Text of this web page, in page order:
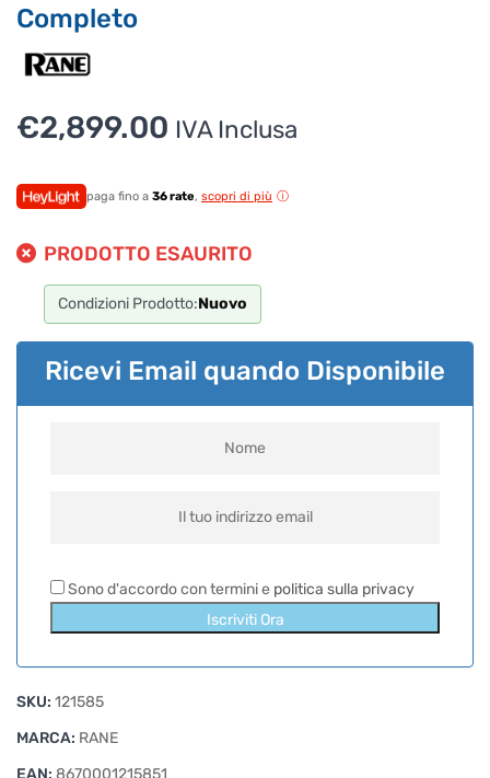
Completo
€2,899.00 IVA Inclusa
paga fino a 36 rate, scopri di più
PRODOTTO ESAURITO
Condizioni Prodotto:Nuovo
Ricevi Email quando Disponibile
Sono d'accordo con termini e politica sulla privacy
Iscriviti Ora
SKU: 121585
MARCA: RANE